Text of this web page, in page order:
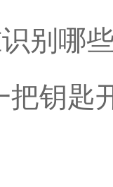
别哪
把钥匙